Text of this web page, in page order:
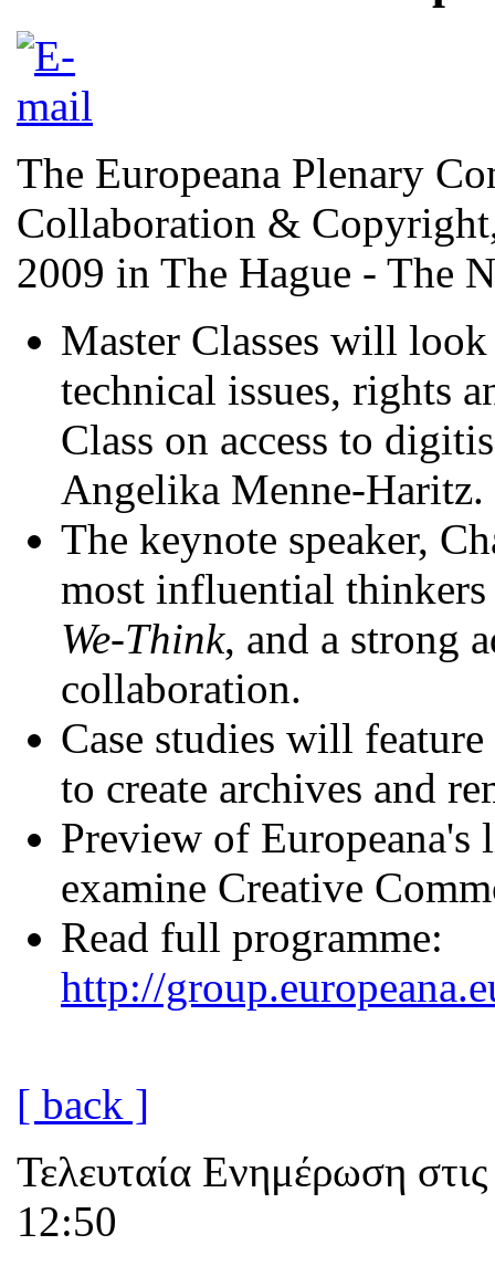
The Europeana Plenary
Collaboration &
2009 in The Hague - The
Master Classes will
technical issues, rights
Class on access to
Angelika Menne-Haritz.
The keynote speaker,
most influential thinkers
We-Think, and a strong
collaboration.
Case studies will
to create archives and
Preview of
examine Creative
Read full programme:
http://
[ back ]
Τελευταία Ενημέρωση
12:50